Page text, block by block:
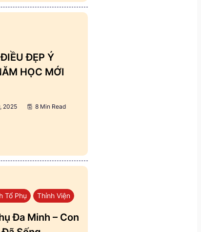
ĐẸP Ý
HỌC MỚI
2025 8 Min Read
Tổ Phụ Thỉnh Viện
Đa Minh – Con